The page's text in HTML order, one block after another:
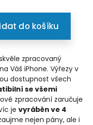
do košíku
zpracovaný
Váš iPhone. Výřezy v
dostupnost všech
se všemi
zpracování zaručuje
je vyráběn ve 4
nejen pány, ale i